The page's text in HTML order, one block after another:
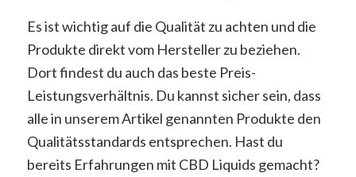
Es ist wichtig auf die Qualität zu achten und die
Produkte direkt vom Hersteller zu beziehen.
Dort findest du auch das beste Preis-
Leistungsverhältnis. Du kannst sicher sein, dass
alle in unserem Artikel genannten Produkte den
Qualitätsstandards entsprechen. Hast du
bereits Erfahrungen mit CBD Liquids gemacht?